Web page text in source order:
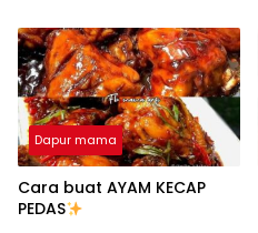
Dapur mama
Cara buat AYAM KECAP
PEDAS